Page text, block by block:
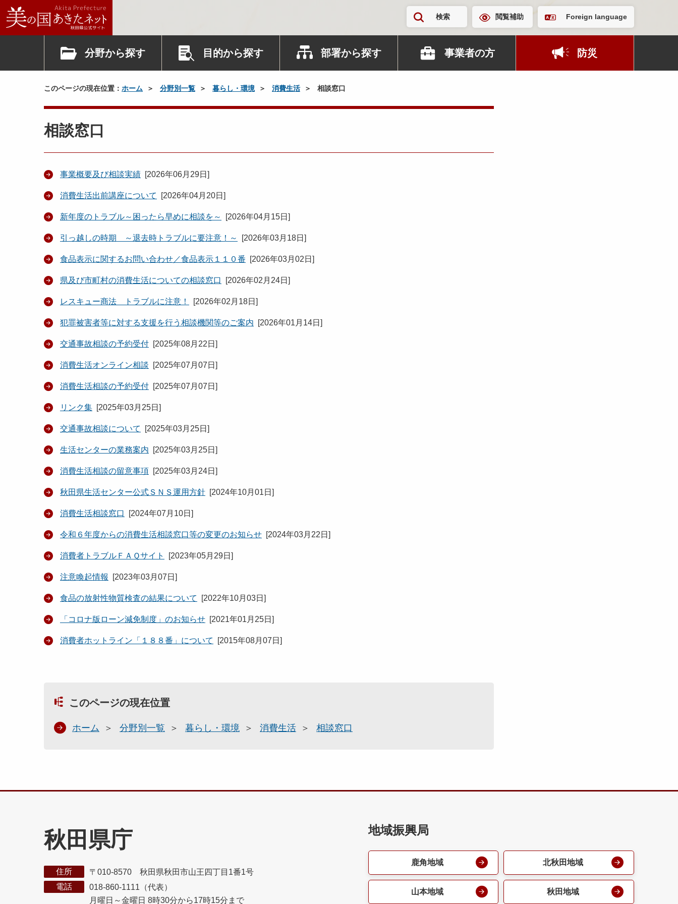
検索 閲覧補助 Foreign language
分野から探す 目的から探す 部署から探す 事業者の方 防災
このページの現在位置： ホーム 分野別一覧 暮らし・環境 消費生活 相談窓口
相談窓口
事業概要及び相談実績 [2026年06月29日 ]
消費生活出前講座について [2026年04月20日 ]
新年度のトラブル～困ったら早めに相談を～ [2026年04月15日 ]
引っ越しの時期 ～退去時トラブルに要注意！～ [2026年03月18日 ]
食品表示に関するお問い合わせ／食品表示１１０番 [2026年03月02日 ]
県及び市町村の消費生活についての相談窓口 [2026年02月24日 ]
レスキュー商法 トラブルに注意！ [2026年02月18日 ]
犯罪被害者等に対する支援を行う相談機関等のご案内 [2026年01月14日 ]
交通事故相談の予約受付 [2025年08月22日 ]
消費生活オンライン相談 [2025年07月07日 ]
消費生活相談の予約受付 [2025年07月07日 ]
リンク集 [2025年03月25日 ]
交通事故相談について [2025年03月25日 ]
生活センターの業務案内 [2025年03月25日 ]
消費生活相談の留意事項 [2025年03月24日 ]
秋田県生活センター公式ＳＮＳ運用方針 [2024年10月01日 ]
消費生活相談窓口 [2024年07月10日 ]
令和６年度からの消費生活相談窓口等の変更のお知らせ [2024年03月22日 ]
消費者トラブルＦＡＱサイト [2023年05月29日 ]
注意喚起情報 [2023年03月07日 ]
食品の放射性物質検査の結果について [2022年10月03日 ]
「コロナ版ローン減免制度」のお知らせ [2021年01月25日 ]
消費者ホットライン「１８８番」について [2015年08月07日 ]
このページの現在位置
ホーム 分野別一覧 暮らし・環境 消費生活 相談窓口
秋田県庁
住所
〒010-8570 秋田県秋田市山王四丁目1番1号
電話
018-860-1111（代表）
月曜日～金曜日 8時30分から17時15分まで
地域振興局
鹿角地域 北秋田地域
山本地域 秋田地域